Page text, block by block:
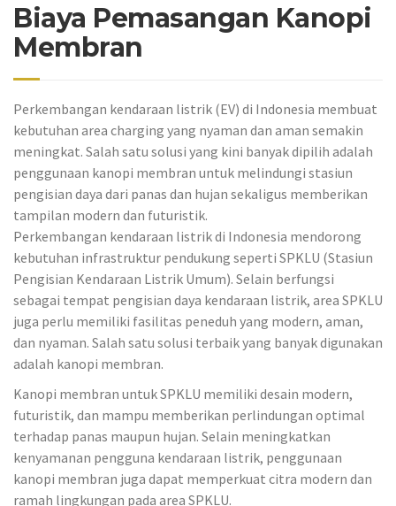
Biaya Pemasangan Kanopi
Membran
Perkembangan kendaraan listrik (EV) di Indonesia membuat
kebutuhan area charging yang nyaman dan aman semakin
meningkat. Salah satu solusi yang kini banyak dipilih adalah
penggunaan kanopi membran untuk melindungi stasiun
pengisian daya dari panas dan hujan sekaligus memberikan
tampilan modern dan futuristik.
Perkembangan kendaraan listrik di Indonesia mendorong
kebutuhan infrastruktur pendukung seperti SPKLU (Stasiun
Pengisian Kendaraan Listrik Umum). Selain berfungsi
sebagai tempat pengisian daya kendaraan listrik, area SPKLU
juga perlu memiliki fasilitas peneduh yang modern, aman,
dan nyaman. Salah satu solusi terbaik yang banyak digunakan
adalah kanopi membran.
Kanopi membran untuk SPKLU memiliki desain modern,
futuristik, dan mampu memberikan perlindungan optimal
terhadap panas maupun hujan. Selain meningkatkan
kenyamanan pengguna kendaraan listrik, penggunaan
kanopi membran juga dapat memperkuat citra modern dan
ramah lingkungan pada area SPKLU.